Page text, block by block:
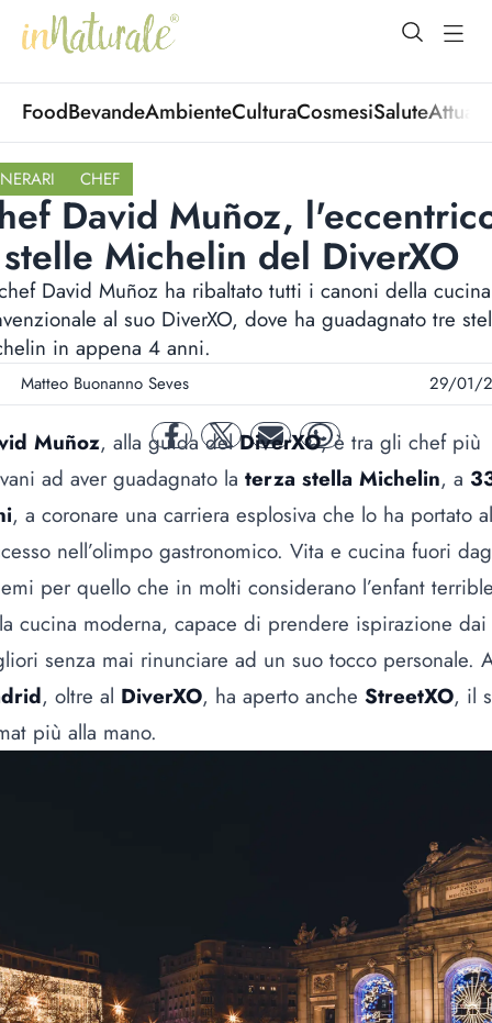
open
FoodBevandeAmbienteCulturaCosmesiSalute
CHEF
David Muñoz,
Michelin del DiverXO
David Muñoz ha ribaltato tutti i canoni della cucina
al suo DiverXO, dove ha guadagnato tre
in appena 4 anni.
Matteo Buonanno Seves 29/01/
facebooktwitter mail whatsapp
Muñoz, alla guida delDiverXO, è tra gli chef più
ad aver guadagnato la terza stella Michelin, a
, a coronare una carriera esplosiva che lo ha portato al
nell’olimpo gastronomico. Vita e cucina fuori
per quello che in molti considerano l’enfant
cucina moderna, capace di prendere ispirazione dai
senza mai rinunciare ad un suo tocco personale.
, oltre al DiverXO, ha aperto anche StreetXO, il
più alla mano.